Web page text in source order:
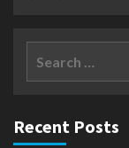
Recent Posts